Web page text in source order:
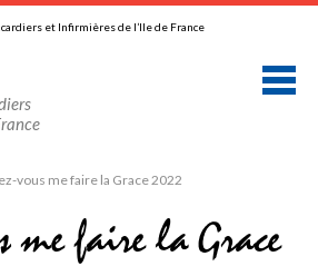
vous me faire la Grace 2022
me faire la Grace